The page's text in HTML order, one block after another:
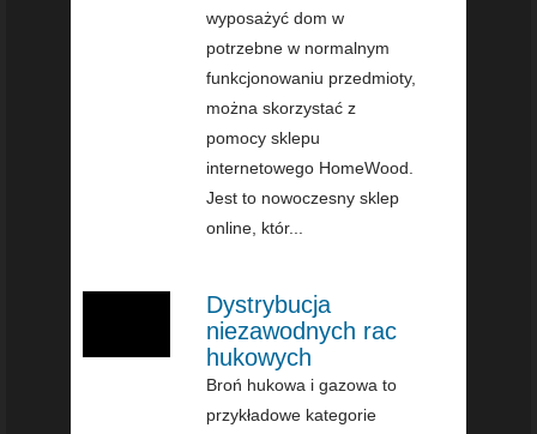
wyposażyć dom w
potrzebne w normalnym
funkcjonowaniu przedmioty,
można skorzystać z
pomocy sklepu
internetowego HomeWood.
Jest to nowoczesny sklep
online, któr...
Dystrybucja
niezawodnych rac
hukowych
Broń hukowa i gazowa to
przykładowe kategorie